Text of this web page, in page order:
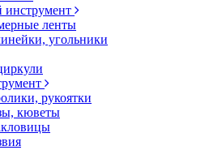
инструмент
ленты
угольники
рукоятки
кюветы